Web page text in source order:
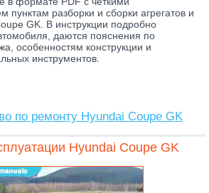
пунктам разборки и сборки агрегатов и
GK. В инструкции подробно
даются пояснения по
особенностям конструкции и
инструментов.
по ремонту Hyundai Coupe GK
Hyundai Coupe GK